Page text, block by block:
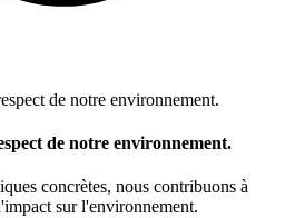
de notre environnement.
concrètes, nous contribuons à
sur l'environnement.